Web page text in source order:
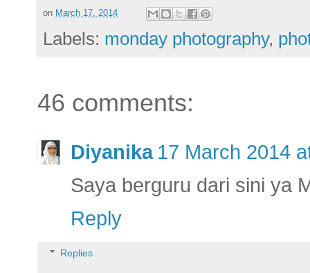
on March 17, 2014
Labels: monday photography,
46 comments:
Diyanika 17 March 2014
Saya berguru dari sini ya
Reply
Replies